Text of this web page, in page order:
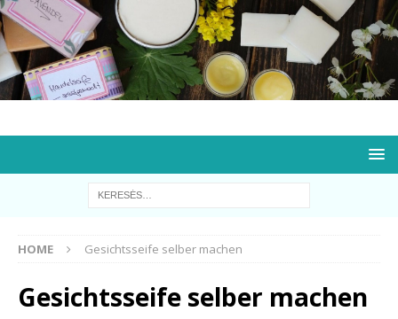
HOME Gesichtsseife selber machen
Gesichtsseife selber machen